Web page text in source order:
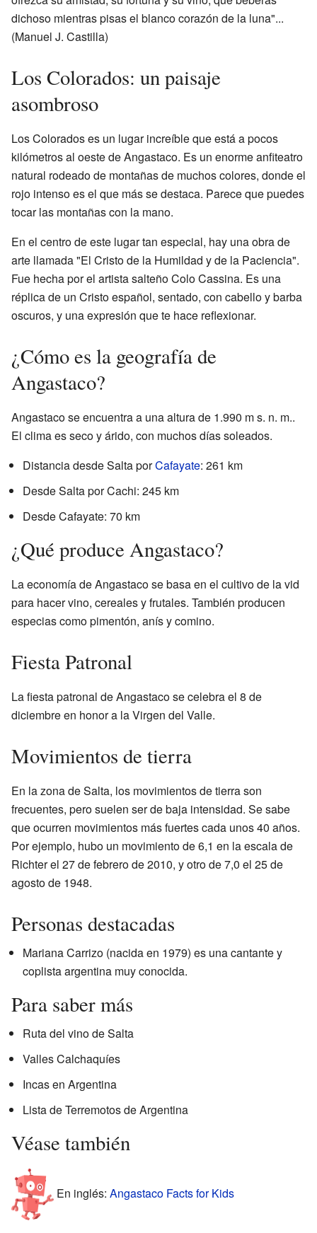
dichoso mientras pisas el blanco corazón de la luna"...
(Manuel J. Castilla)
Los Colorados: un paisaje
asombroso
Los Colorados es un lugar increíble que está a pocos
kilómetros al oeste de Angastaco. Es un enorme anfiteatro
natural rodeado de montañas de muchos colores, donde el
rojo intenso es el que más se destaca. Parece que puedes
tocar las montañas con la mano.
En el centro de este lugar tan especial, hay una obra de
arte llamada "El Cristo de la Humildad y de la Paciencia".
Fue hecha por el artista salteño Colo Cassina. Es una
réplica de un Cristo español, sentado, con cabello y barba
oscuros, y una expresión que te hace reflexionar.
¿Cómo es la geografía de
Angastaco?
Angastaco se encuentra a una altura de 1.990 m s. n. m..
El clima es seco y árido, con muchos días soleados.
Distancia desde Salta porCafayate: 261 km
Desde Salta por Cachi: 245 km
Desde Cafayate: 70 km
¿Qué produce Angastaco?
La economía de Angastaco se basa en el cultivo de la vid
para hacer vino, cereales y frutales. También producen
especias como pimentón, anís y comino.
Fiesta Patronal
La fiesta patronal de Angastaco se celebra el 8 de
diciembre en honor a la Virgen del Valle.
Movimientos de tierra
En la zona de Salta, los movimientos de tierra son
frecuentes, pero suelen ser de baja intensidad. Se sabe
que ocurren movimientos más fuertes cada unos 40 años.
Por ejemplo, hubo un movimiento de 6,1 en la escala de
Richter el 27 de febrero de 2010, y otro de 7,0 el 25 de
agosto de 1948.
Personas destacadas
Mariana Carrizo (nacida en 1979) es una cantante y
coplista argentina muy conocida.
Para saber más
Ruta del vino de Salta
Valles Calchaquíes
Incas en Argentina
Lista de Terremotos de Argentina
Véase también
En inglés: Angastaco Facts for Kids